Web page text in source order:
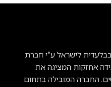
לישראל ע"י חברת
אחזקות המציגה את
החברה המובילה בתחום